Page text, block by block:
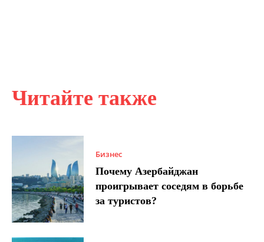
Читайте также
Бизнес
Почему Азербайджан
проигрывает соседям в борьбе
за туристов?